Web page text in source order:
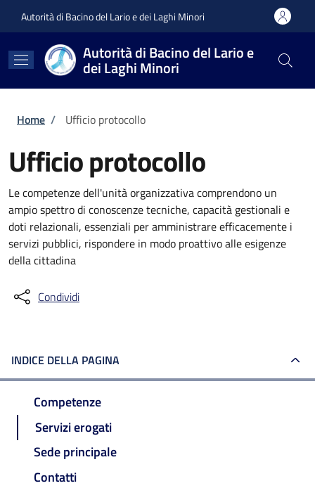
Autorità di Bacino del Lario e dei Laghi Minori
Autorità di Bacino del Lario e
dei Laghi Minori
Briciole di pane
Home / Ufficio protocollo
Ufficio protocollo
Le competenze dell'unità organizzativa comprendono un
ampio spettro di conoscenze tecniche, capacità gestionali e
doti relazionali, essenziali per amministrare efficacemente i
servizi pubblici, rispondere in modo proattivo alle esigenze
della cittadina
Condividi
INDICE DELLA PAGINA
Competenze
Servizi erogati
Sede principale
Contatti